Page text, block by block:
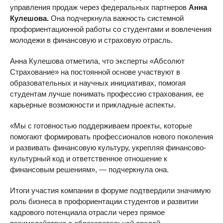
управления продаж через федеральных партнеров Анна
Кулешова. Она подчеркнула важность системной
профориентационной работы со студентами и вовлечения
молодежи в финансовую и страховую отрасль.
Анна Кулешова отметила, что эксперты «Абсолют
Страхование» на постоянной основе участвуют в
образовательных и научных инициативах, помогая
студентам лучше понимать профессию страхования, ее
карьерные возможности и прикладные аспекты.
«Мы с готовностью поддерживаем проекты, которые
помогают формировать профессионалов нового поколения
и развивать финансовую культуру, укрепляя финансово-
культурный код и ответственное отношение к
финансовым решениям», — подчеркнула она.
Итоги участия компании в форуме подтвердили значимую
роль бизнеса в профориентации студентов и развитии
кадрового потенциала отрасли через прямое